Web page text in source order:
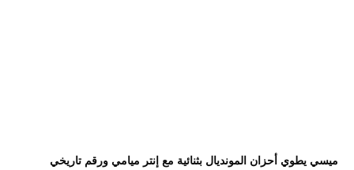
ميسي يطوي أحزان المونديال بثنائية مع إنتر ميامي ورقم تاريخي